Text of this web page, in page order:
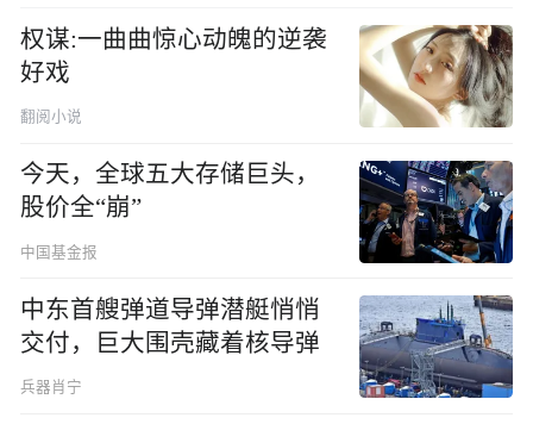
权谋:一曲曲惊心动魄的逆袭
好戏
翻阅小说
今天，全球五大存储巨头，
股价全“崩”
中国基金报
中东首艘弹道导弹潜艇悄悄
交付，巨大围壳藏着核导弹
兵器肖宁